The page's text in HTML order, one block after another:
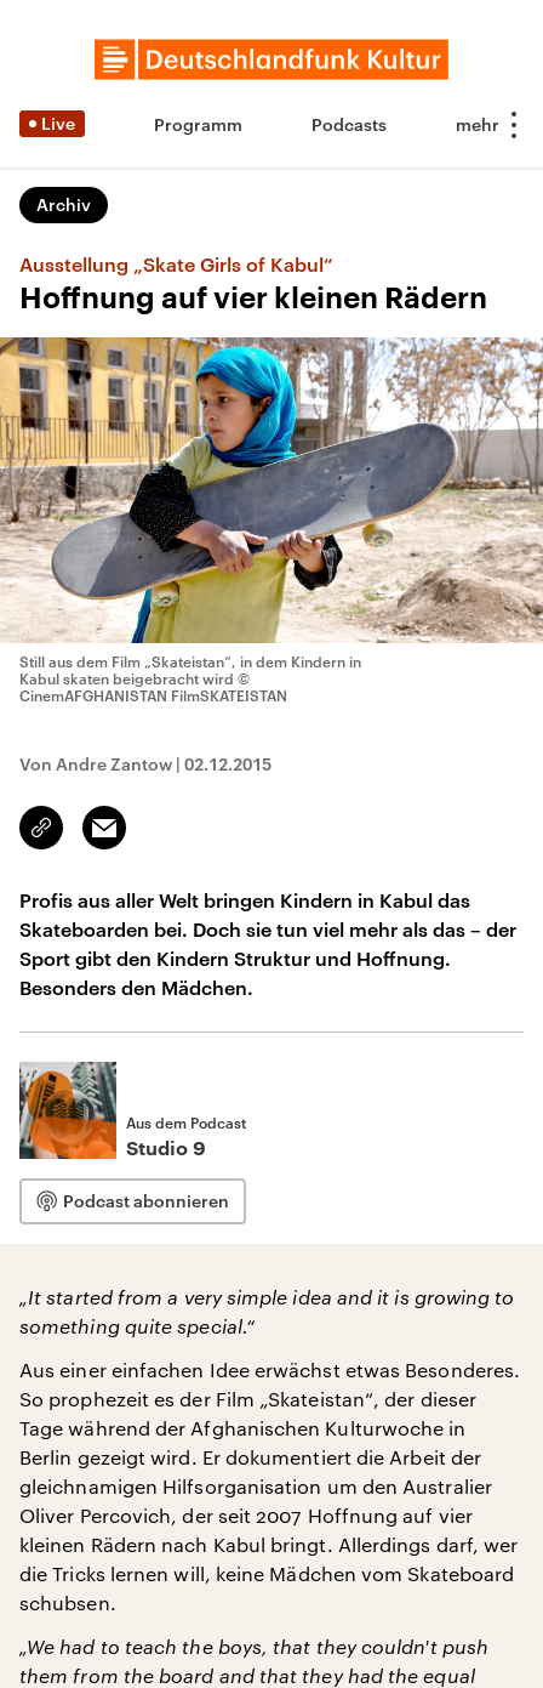
Live Programm Podcasts
Archiv
Ausstellung „Skate Girls of Kabul“
Hoffnung auf vier kleinen Rädern
Still aus dem Film „Skateistan“, in dem Kindern in
Kabul skaten beigebracht wird ©
CinemAFGHANISTAN FilmSKATEISTAN
Von Andre Zantow | 02.12.2015
Link
kopieren/teilen
Email
Profis aus aller Welt bringen Kindern in Kabul das
Skateboarden bei. Doch sie tun viel mehr als das – der
Sport gibt den Kindern Struktur und Hoffnung.
Besonders den Mädchen.
Aus dem Podcast
Studio 9
Podcast abonnieren
„It started from a very simple idea and it is growing to
something quite special.“
Aus einer einfachen Idee erwächst etwas Besonderes.
So prophezeit es der Film „Skateistan“, der dieser
Tage während der Afghanischen Kulturwoche in
Berlin gezeigt wird. Er dokumentiert die Arbeit der
gleichnamigen Hilfsorganisation um den Australier
Oliver Percovich, der seit 2007 Hoffnung auf vier
kleinen Rädern nach Kabul bringt. Allerdings darf, wer
die Tricks lernen will, keine Mädchen vom Skateboard
schubsen.
„We had to teach the boys, that they couldn't push
them from the board and that they had the equal